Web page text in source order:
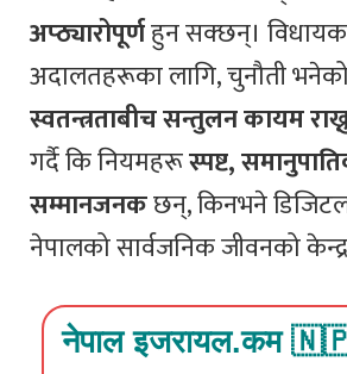
अप्ठ्यारोपूर्णहुन सक्छन्।
अदालतहरूका लागि, चुनौती
स्वतन्त्रताबीच सन्तुलन कायम
गर्दै कि नियमहरूस्पष्ट,
सम्मानजनकछन्, किनभने डिजिटल
नेपालको सार्वजनिक जीवनको
नेपाल इजरायल.कम